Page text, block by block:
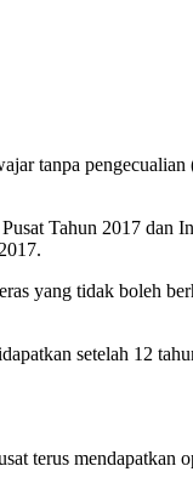
tanpa
Tahun 2017 dan
yang tidak boleh
setelah 12
terus mendapatkan